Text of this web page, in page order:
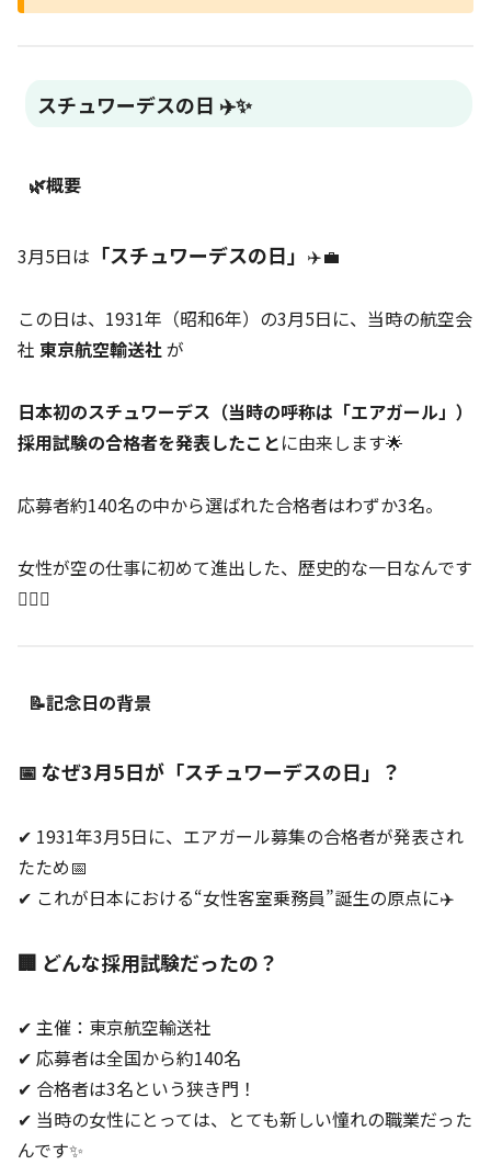
スチュワーデスの日 ✈️✨
🌿概要
3月5日は 「スチュワーデスの日」 ✈️💼
この日は、1931年（昭和6年）の3月5日に、当時の航空会
社 東京航空輸送社が
日本初のスチュワーデス（当時の呼称は「エアガール」）
採用試験の合格者を発表したことに由来します🌟
応募者約140名の中から選ばれた合格者はわずか3名。
女性が空の仕事に初めて進出した、歴史的な一日なんです
👩‍✈️✨
📝記念日の背景
📅 なぜ3月5日が「スチュワーデスの日」？
✔ 1931年3月5日に、エアガール募集の合格者が発表され
たため📅
✔ これが日本における“女性客室乗務員”誕生の原点に✈️
🏢 どんな採用試験だったの？
✔ 主催：東京航空輸送社
✔ 応募者は全国から約140名
✔ 合格者は3名という狭き門！
✔ 当時の女性にとっては、とても新しい憧れの職業だった
んです✨